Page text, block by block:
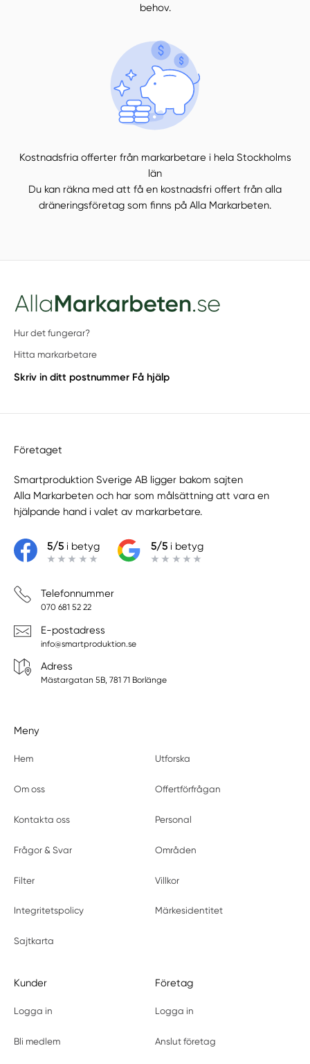
behov.
Kostnadsfria offerter från markarbetare i hela Stockholms
län
Du kan räkna med att få en kostnadsfri offert från alla
dräneringsföretag som finns på Alla Markarbeten.
Hur det fungerar?
Hitta markarbetare
Skriv in ditt postnummer Få hjälp
Företaget
Smartproduktion Sverige AB ligger bakom sajten
Alla Markarbeten och har som målsättning att vara en
hjälpande hand i valet av markarbetare.
5/5i betyg 5/5i betyg
Telefonnummer
070 681 52 22
E-postadress
info@smartproduktion.se
Adress
Mästargatan 5B, 781 71 Borlänge
Meny
Hem Utforska
Om oss Offertförfrågan
Kontakta oss Personal
Frågor & Svar Områden
Filter Villkor
Integritetspolicy Märkesidentitet
Sajtkarta
Kunder
Logga in
Bli medlem
Företag
Logga in
Anslut företag